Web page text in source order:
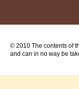
© 2010 The contents of
and can in no way be